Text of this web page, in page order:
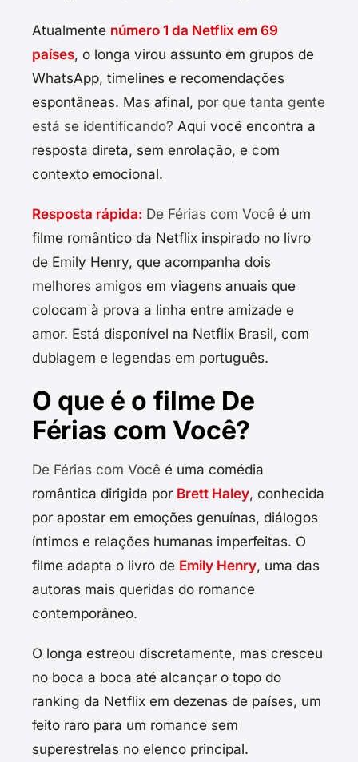
Atualmente número 1 da Netflix em 69
países, o longa virou assunto em grupos de
WhatsApp, timelines e recomendações
espontâneas. Mas afinal, por que tanta gente
está se identificando? Aqui você encontra a
resposta direta, sem enrolação, e com
contexto emocional.
Resposta rápida: De Férias com Você é um
filme romântico da Netflix inspirado no livro
de Emily Henry, que acompanha dois
melhores amigos em viagens anuais que
colocam à prova a linha entre amizade e
amor. Está disponível na Netflix Brasil, com
dublagem e legendas em português.
O que é o filme De
Férias com Você?
De Férias com Você é uma comédia
romântica dirigida por Brett Haley, conhecida
por apostar em emoções genuínas, diálogos
íntimos e relações humanas imperfeitas. O
filme adapta o livro de Emily Henry, uma das
autoras mais queridas do romance
contemporâneo.
O longa estreou discretamente, mas cresceu
no boca a boca até alcançar o topo do
ranking da Netflix em dezenas de países, um
feito raro para um romance sem
superestrelas no elenco principal.